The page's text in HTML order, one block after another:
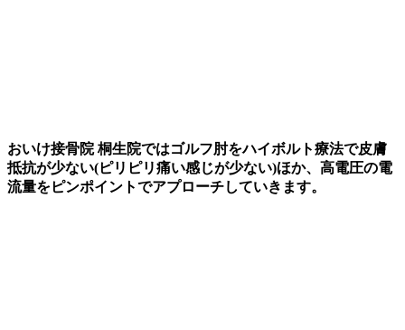
おいけ接骨院 桐生院ではゴルフ肘をハイボルト療法で皮膚
抵抗が少ない(ピリピリ痛い感じが少ない)ほか、高電圧の電
流量をピンポイントでアプローチしていきます。